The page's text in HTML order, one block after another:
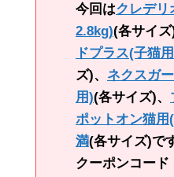
今回はクレデリ
2.8kg)(各サイズ)
ドプラス(子猫
ズ)、 ネクスガ
用)(各サイズ)、
ポットオン猫
満(各サイズ)で
クーポンコード